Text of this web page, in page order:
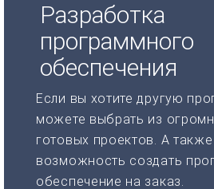
Разработка
программного
обеспечения
Если вы хотите другую
можете выбрать из
готовых проектов. А также
возможность создать
обеспечение на заказ.